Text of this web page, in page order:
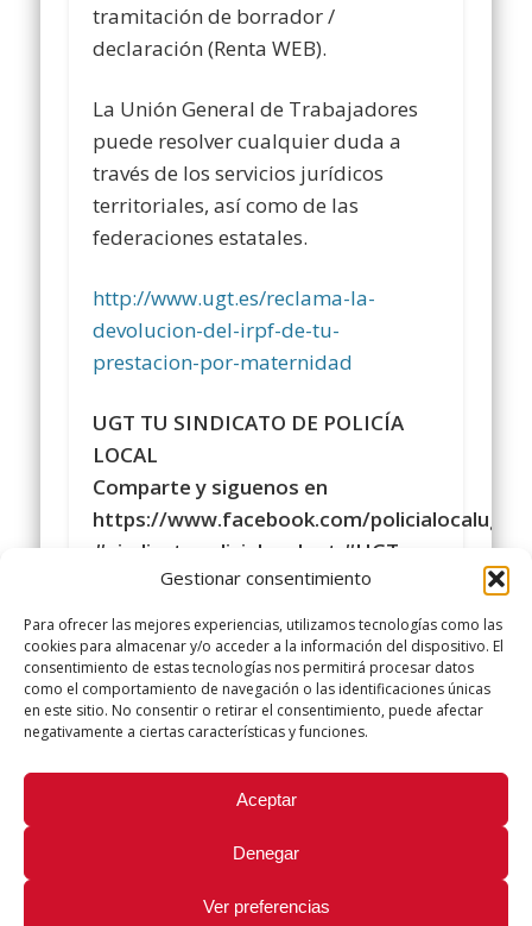
Gestionar consentimiento
Para ofrecer las mejores experiencias, utilizamos tecnologías como las
cookies para almacenar y/o acceder a la información del dispositivo. El
consentimiento de estas tecnologías nos permitirá procesar datos
como el comportamiento de navegación o las identificaciones únicas
en este sitio. No consentir o retirar el consentimiento, puede afectar
negativamente a ciertas características y funciones.
Aceptar
Denegar
Ver preferencias
tramitación de borrador /
declaración (Renta WEB).
La Unión General de Trabajadores
puede resolver cualquier duda a
través de los servicios jurídicos
territoriales, así como de las
federaciones estatales.
http://www.ugt.es/reclama-la-
devolucion-del-irpf-de-tu-
prestacion-por-maternidad
UGT TU SINDICATO DE POLICÍA
LOCAL
Comparte y siguenos en
https://www.facebook.com/policialocalugt/
#sindicatopolicialocalugt #UGT
Instagram
@sindicatopolicialocalugt
+Sindicato Policía Local UGT UGT
twitter.com/UGTPoliciaLocal
http://www.policialocalugt.es
Did you like this article? Share it with your friends!